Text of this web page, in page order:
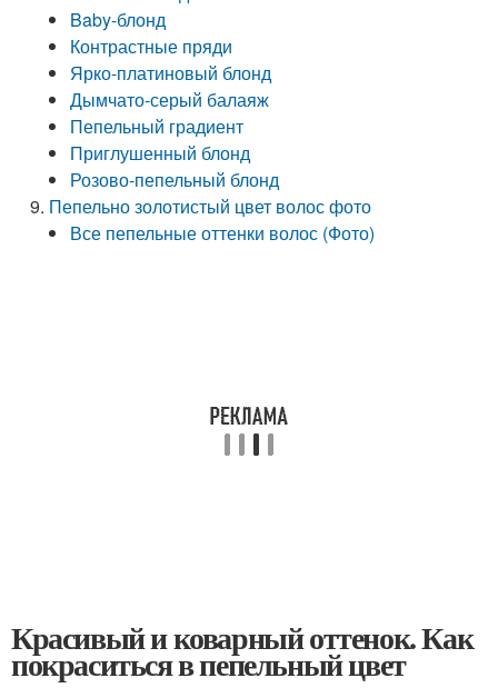
Baby-блонд
Контрастные пряди
Ярко-платиновый блонд
Дымчато-серый балаяж
Пепельный градиент
Приглушенный блонд
Розово-пепельный блонд
Пепельно золотистый цвет волос фото
Все пепельные оттенки волос (Фото)
Красивый и коварный оттенок. Как
покраситься в пепельный цвет